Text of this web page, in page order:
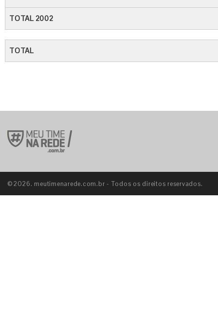
TOTAL 2002
TOTAL
©2026. meutimenarede.com.br - Todos os direitos reservados.